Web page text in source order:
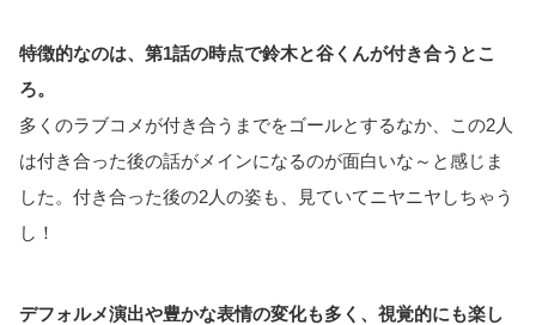
特徴的なのは、第1話の時点で鈴木と谷くんが付き合うとこ
ろ。
多くのラブコメが付き合うまでをゴールとするなか、この2人
は付き合った後の話がメインになるのが面白いな～と感じま
した。付き合った後の2人の姿も、見ていてニヤニヤしちゃう
し！
デフォルメ演出や豊かな表情の変化も多く、視覚的にも楽し